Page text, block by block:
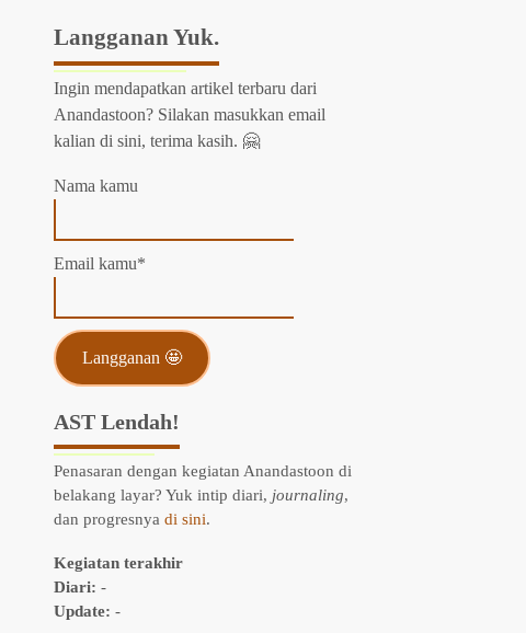
Langganan Yuk.
Ingin mendapatkan artikel terbaru dari
Anandastoon? Silakan masukkan email
kalian di sini, terima kasih. 🤗
Nama kamu
Email kamu*
AST Lendah!
Penasaran dengan kegiatan Anandastoon di
belakang layar? Yuk intip diari, journaling,
dan progresnyadi sini.
Kegiatan terakhir
Diari:-
Update:-